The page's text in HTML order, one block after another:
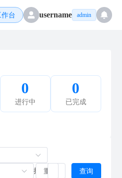
台 username admin
0
进行中
0
已完成
搜索重置 查询